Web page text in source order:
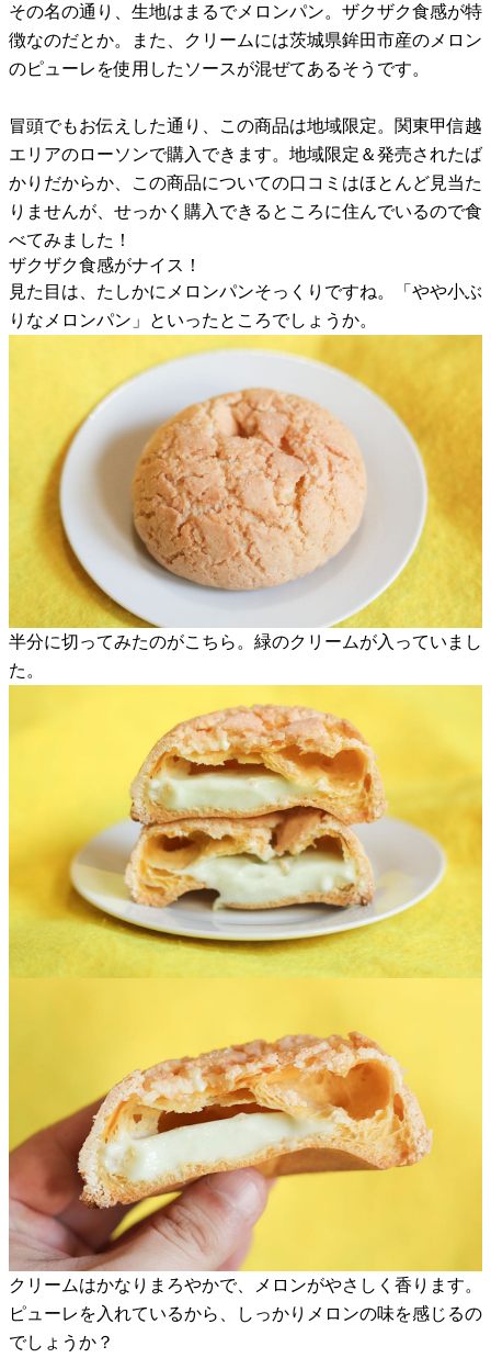
その名の通り、生地はまるでメロンパン。ザクザク食感が特
徴なのだとか。また、クリームには茨城県鉾田市産のメロン
のピューレを使用したソースが混ぜてあるそうです。
冒頭でもお伝えした通り、この商品は地域限定。関東甲信越
エリアのローソンで購入できます。地域限定＆発売されたば
かりだからか、この商品についての口コミはほとんど見当た
りませんが、せっかく購入できるところに住んでいるので食
べてみました！
ザクザク食感がナイス！
見た目は、たしかにメロンパンそっくりですね。「やや小ぶ
りなメロンパン」といったところでしょうか。
半分に切ってみたのがこちら。緑のクリームが入っていまし
た。
クリームはかなりまろやかで、メロンがやさしく香ります。
ピューレを入れているから、しっかりメロンの味を感じるの
でしょうか？